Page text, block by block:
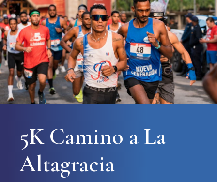
BASÍLICA
MUSEO
LA ALTAGRACIA
GALERÍA DE IMÁGENES
EVENTOS
CONTACTO
PREGUNTAS FRECUENTES
5K Camino a La
Altagracia